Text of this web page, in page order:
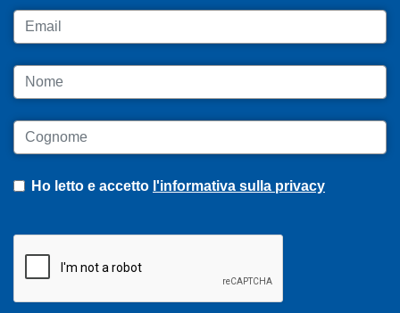
Email
Nome
Cognome
Ho letto e accetto l'informativa sulla privacy